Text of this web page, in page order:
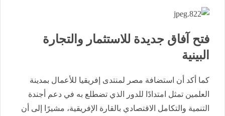
فتح آفاق جديدة للاستثمار والتجارة
البينية
كما أكد أن استضافة مصر لمنتدى إفريقيا للأعمال بمدينة
العلمين تمثل امتدادًا للدور الذي تضطلع به في دعم أجندة
التنمية والتكامل الاقتصادي بالقارة الإفريقية، مشيرًا إلى أن